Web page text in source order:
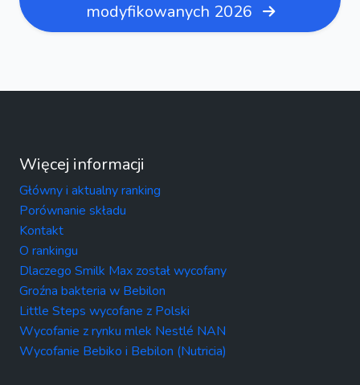
modyfikowanych 2026
Więcej informacji
Główny i aktualny ranking
Porównanie składu
Kontakt
O rankingu
Dlaczego Smilk Max został wycofany
Groźna bakteria w Bebilon
Little Steps wycofane z Polski
Wycofanie z rynku mlek Nestlé NAN
Wycofanie Bebiko i Bebilon (Nutricia)